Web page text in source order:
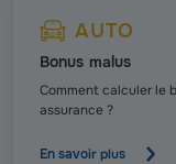
AUTO
Bonus malus
Comment calculer le
assurance ?
En savoir plus